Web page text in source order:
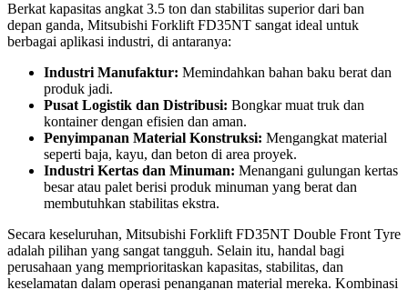
Berkat kapasitas angkat 3.5 ton dan stabilitas superior dari ban
depan ganda, Mitsubishi Forklift FD35NT sangat ideal untuk
berbagai aplikasi industri, di antaranya:
Industri Manufaktur: Memindahkan bahan baku berat dan
produk jadi.
Pusat Logistik dan Distribusi: Bongkar muat truk dan
kontainer dengan efisien dan aman.
Penyimpanan Material Konstruksi: Mengangkat material
seperti baja, kayu, dan beton di area proyek.
Industri Kertas dan Minuman: Menangani gulungan kertas
besar atau palet berisi produk minuman yang berat dan
membutuhkan stabilitas ekstra.
Secara keseluruhan, Mitsubishi Forklift FD35NT Double Front Tyre
adalah pilihan yang sangat tangguh. Selain itu, handal bagi
perusahaan yang memprioritaskan kapasitas, stabilitas, dan
keselamatan dalam operasi penanganan material mereka. Kombinasi